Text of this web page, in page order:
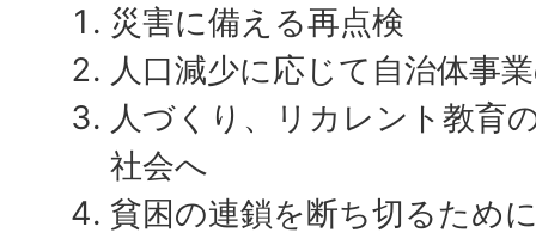
災害に備える再点検
人口減少に応じて自治体事
人づくり、リカレント教育
社会へ
貧困の連鎖を断ち切るため